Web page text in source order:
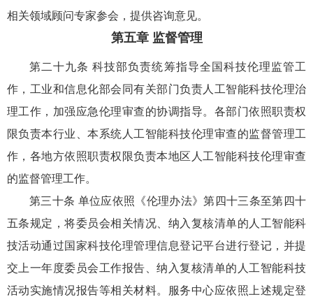
相关领域顾问专家参会，提供咨询意见。
第五章 监督管理
第二十九条 科技部负责统筹指导全国科技伦理监管工
作，工业和信息化部会同有关部门负责人工智能科技伦理治
理工作，加强应急伦理审查的协调指导。各部门依照职责权
限负责本行业、本系统人工智能科技伦理审查的监督管理工
作，各地方依照职责权限负责本地区人工智能科技伦理审查
的监督管理工作。
第三十条 单位应依照《伦理办法》第四十三条至第四十
五条规定，将委员会相关情况、纳入复核清单的人工智能科
技活动通过国家科技伦理管理信息登记平台进行登记，并提
交上一年度委员会工作报告、纳入复核清单的人工智能科技
活动实施情况报告等相关材料。服务中心应依照上述规定登